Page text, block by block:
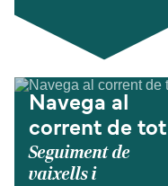
Navega al
corrent de tot
Seguiment de
vaixells i